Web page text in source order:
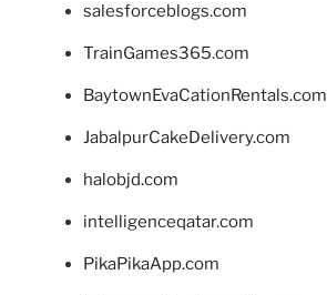
salesforceblogs.com
TrainGames365.com
BaytownEvaCationRentals.com
JabalpurCakeDelivery.com
halobjd.com
intelligenceqatar.com
PikaPikaApp.com